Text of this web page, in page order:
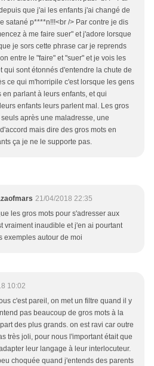
que j'ai les enfants j'ai changé de
satané p****n!!!<br /> Par contre je dis
à me faire suer" et j'adore lorsque
je sors cette phrase car je reprends
entre le "faire" et "suer" et je vois les
qui sont étonnés d'entendre la chute de
ce qui m'horripile c'est lorsque les gens
en parlant à leurs enfants, et qui
enfants leurs parlent mal. Les gros
après une maladresse, une
mais dire des gros mots en
ça je ne le supporte pas.
21/04/2018 22:35
les gros mots pour s'adresser aux
vraiment inaudible et j'en ai pourtant
exemples autour de moi
10:02
c'est pareil, on met un filtre quand il y
pas beaucoup de gros mots à la
des plus grands. on est ravi car outre
très joli, pour nous l'important était que
leur langage à leur interlocuteur.
choquée quand j'entends des parents